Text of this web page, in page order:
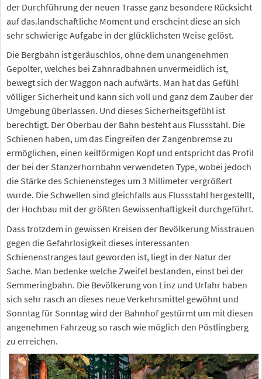
der Durchführung der neuen Trasse ganz besondere Rücksicht
auf das.landschaftliche Moment und erscheint diese an sich
sehr schwierige Aufgabe in der glücklichsten Weise gelöst.
Die Bergbahn ist geräuschlos, ohne dem unangenehmen
Gepolter, welches bei Zahnradbahnen unvermeidlich ist,
bewegt sich der Waggon nach aufwärts. Man hat das Gefühl
völliger Sicherheit und kann sich voll und ganz dem Zauber der
Umgebung überlassen. Und dieses Sicherheitsgefühl ist
berechtigt. Der Oberbau der Bahn besteht aus Flussstahl. Die
Schienen haben, um das Eingreifen der Zangenbremse zu
ermöglichen, einen keilförmigen Kopf und entspricht das Profil
der bei der Stanzerhornbahn verwendeten Type, wobei jedoch
die Stärke des Schienensteges um 3 Millimeter vergrößert
wurde. Die Schwellen sind gleichfalls aus Flussstahl hergestellt,
der Hochbau mit der größten Gewissenhaftigkeit durchgeführt.
Dass trotzdem in gewissen Kreisen der Bevölkerung Misstrauen
gegen die Gefahrlosigkeit dieses interessanten
Schienenstranges laut geworden ist, liegt in der Natur der
Sache. Man bedenke welche Zweifel bestanden, einst bei der
Semmeringbahn. Die Bevölkerung von Linz und Urfahr haben
sich sehr rasch an dieses neue Verkehrsmittel gewöhnt und
Sonntag für Sonntag wird der Bahnhof gestürmt um mit diesen
angenehmen Fahrzeug so rasch wie möglich den Pöstlingberg
zu erreichen.